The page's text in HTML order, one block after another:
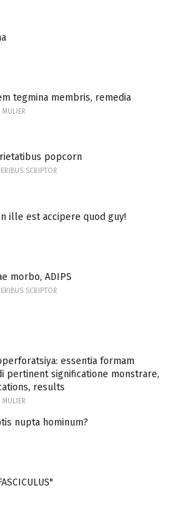
tegmina membris, remedia
popcorn
SCRIPTOR
ille est accipere quod guy!
morbo, ADIPS
SCRIPTOR
essentia formam
pertinent significatione monstrare,
results
nupta hominum?